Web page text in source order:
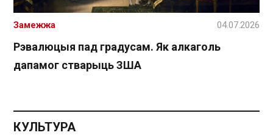
Рэвалюцыя пад градусам. Як алкаголь
дапамог стварыць ЗША
Замежжа 04.07.2026
КУЛЬТУРА